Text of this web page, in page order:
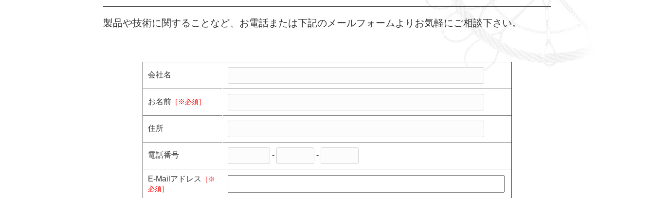
製品や技術に関することなど、お電話または下記のメールフォームよりお気軽にご相談下さい。
会社名
お名前［※必須］
住所
電話番号 - -
E-Mailアドレス ［※
必須］